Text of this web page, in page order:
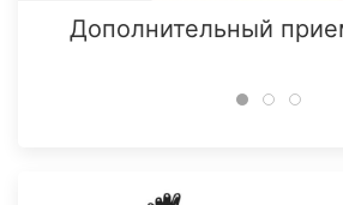
Дополнительный